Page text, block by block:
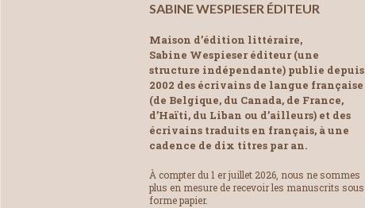
SABINE WESPIESER ÉDITEUR
Maison d’édition littéraire,
Sabine Wespieser éditeur (une
structure indépendante) publie depuis
2002 des écrivains de langue française
(de Belgique, du Canada, de France,
d’Haïti, du Liban ou d’ailleurs) et des
écrivains traduits en français, à une
cadence de dix titres par an.
À compter du 1 er juillet 2026, nous ne sommes
plus en mesure de recevoir les manuscrits sous
forme papier.